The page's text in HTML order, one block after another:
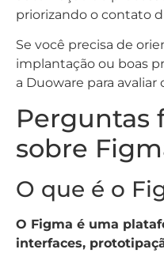
priorizando o contato
Se você precisa de
implantação ou boas
a Duoware para
Perguntas
sobre
O que é o
O Figma é uma
interfaces,